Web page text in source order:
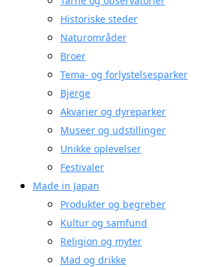
Historiske steder
Naturområder
Broer
Tema- og forlystelsesparker
Bjerge
Akvarier og dyreparker
Museer og udstillinger
Unikke oplevelser
Festivaler
Made in Japan
Produkter og begreber
Kultur og samfund
Religion og myter
Mad og drikke